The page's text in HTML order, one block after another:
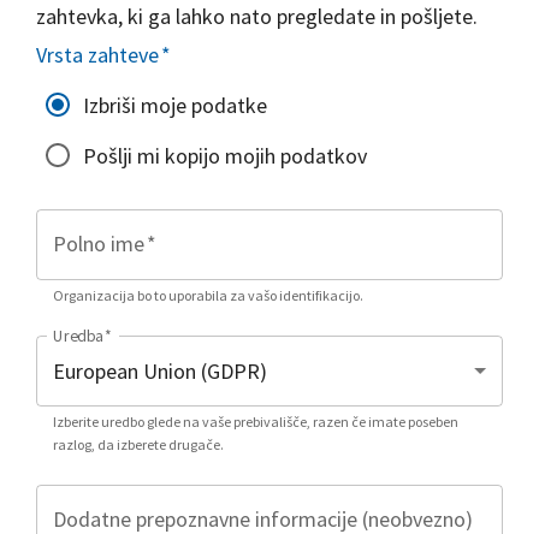
zahtevka, ki ga lahko nato pregledate in pošljete.
Vrsta zahteve*
Izbriši moje podatke
Pošlji mi kopijo mojih podatkov
Polno ime*
Organizacija bo to uporabila za vašo identifikacijo.
Uredba*
Izberite uredbo glede na vaše prebivališče, razen če imate poseben
razlog, da izberete drugače.
Dodatne prepoznavne informacije (neobvezno)